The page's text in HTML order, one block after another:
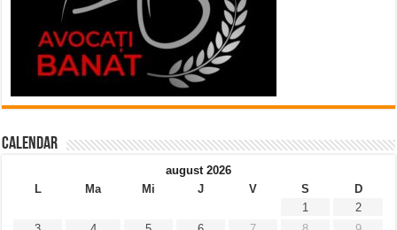
Calendar
august 2026
L
Ma Mi J V S
D
1
2